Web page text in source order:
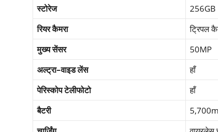
स्टोरेज
256GB
रियरकैमरा
ट्रिपल
मुख्यसेंसर
50MP
अल्ट्रा–वाइडलेंस
हाँ
पेरिस्कोपटेलीफोटो
हाँ
बैटरी